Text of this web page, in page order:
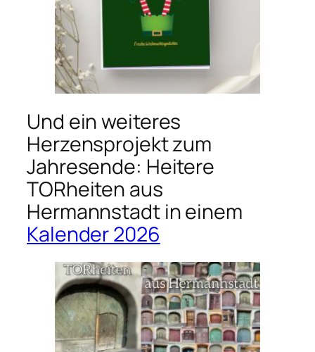
Und ein weiteres
Herzensprojekt zum
Jahresende: Heitere
TORheiten aus
Hermannstadt in einem
Kalender 2026